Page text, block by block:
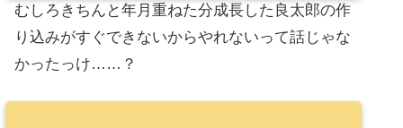
むしろきちんと年月重ねた分成長した良太郎の作
り込みがすぐできないからやれないって話じゃな
かったっけ……？